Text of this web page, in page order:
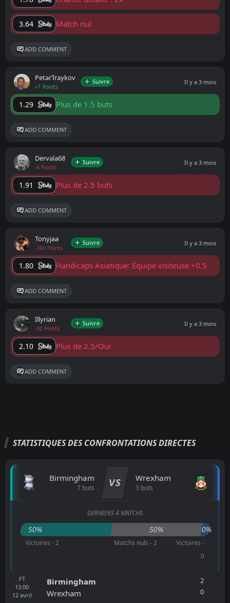
3.64 Match nul
ADD COMMENT
PetarTraykov
+1 Points
Suivre Il y a 3 mois
1.29 Plus de 1.5 buts
ADD COMMENT
Dervala68
-4 Points
Suivre Il y a 3 mois
1.91 Plus de 2.5 buts
ADD COMMENT
Tonyjaa
-100 Points
Suivre Il y a 3 mois
1.80 Handicaps Asiatique: Équipe visiteuse +0.5
ADD COMMENT
Illyrian
-30 Points
Suivre Il y a 3 mois
2.10 Plus de 2.5/Oui
ADD COMMENT
STATISTIQUES DES CONFRONTATIONS DIRECTES
Birmingham
7 buts VS Wrexham
3 buts
DERNIERS 4 MATCHS
50% 50% 0%
Victoires - 2 Matchs nuls - 2
Victoires -
0
FT
13:00
12 avril
Birmingham
Wrexham
2
0